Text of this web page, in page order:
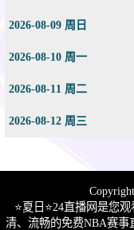
篮球新闻
2026-08-09 周日
2026-08-10 周一
2026-08-11 周二
2026-08-12 周三
⭐️夏日⭐24直播网是您
清、流畅的免费NBA赛事